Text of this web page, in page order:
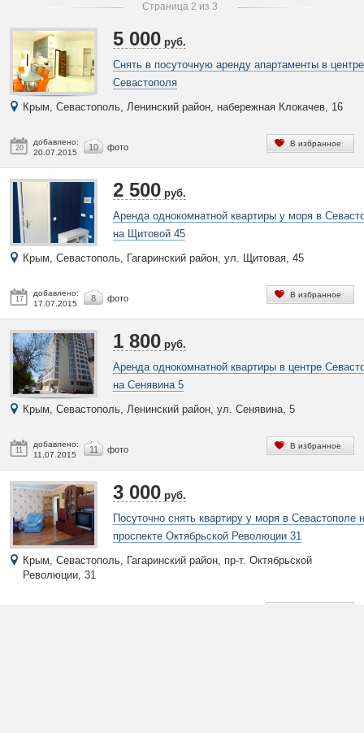
Страница 2 из 3
20
добавлено:
20.07.2015
10 фото
5 000 руб.
Снять в посуточную аренду апартаменты в центре
Севастополя
Крым, Севастополь, Ленинский район, набережная Клокачев, 16
В избранное
17
добавлено:
17.07.2015
8 фото
2 500 руб.
Аренда однокомнатной квартиры у моря в
на Щитовой 45
Крым, Севастополь, Гагаринский район, ул. Щитовая, 45
В избранное
11
добавлено:
11.07.2015
11 фото
1 800 руб.
Аренда однокомнатной квартиры в центре
на Сенявина 5
Крым, Севастополь, Ленинский район, ул. Сенявина, 5
В избранное
3 000 руб.
Посуточно снять квартиру у моря в Севастополе
проспекте Октябрьской Революции 31
Крым, Севастополь, Гагаринский район, пр-т. Октябрьской
Революции, 31